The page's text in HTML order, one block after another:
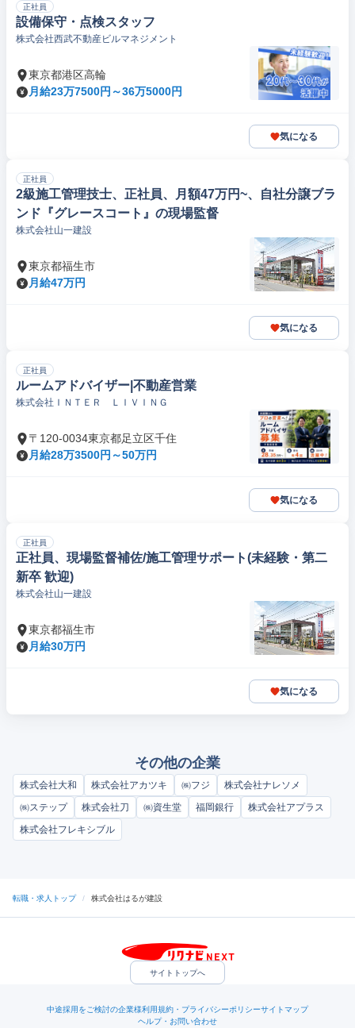
正社員
設備保守・点検スタッフ
株式会社西武不動産ビルマネジメント
東京都港区高輪
月給23万7500円～36万5000円
気になる
正社員
2級施工管理技士、正社員、月額47万円~、自社分譲ブラ
ンド『グレースコート』の現場監督
株式会社山一建設
東京都福生市
月給47万円
気になる
正社員
ルームアドバイザー|不動産営業
株式会社ＩＮＴＥＲ ＬＩＶＩＮＧ
〒120-0034東京都足立区千住
月給28万3500円～50万円
気になる
正社員
正社員、現場監督補佐/施工管理サポート(未経験・第二
新卒 歓迎)
株式会社山一建設
東京都福生市
月給30万円
気になる
その他の企業
株式会社大和 株式会社アカツキ ㈱フジ
株式会社ナレソメ
㈱ステップ
株式会社刀 ㈱資生堂 福岡銀行
株式会社アプラス
株式会社フレキシブル
転職・求人トップ / 株式会社はるが建設
サイトトップへ
中途採用をご検討の企業様利用規約・プライバシーポリシーサイトマップ
ヘルプ・お問い合わせ